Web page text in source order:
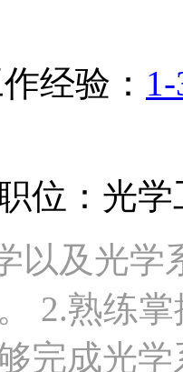
经验：
位：光学
以及光
2.熟练掌
完成光